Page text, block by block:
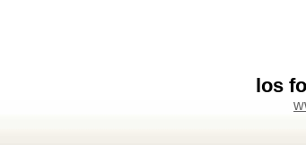
los